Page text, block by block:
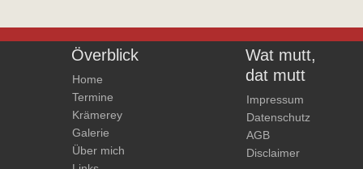
Överblick
Home
Termine
Krämerey
Galerie
Über mich
Wat mutt,
dat mutt
Impressum
Datenschutz
AGB
Disclaimer